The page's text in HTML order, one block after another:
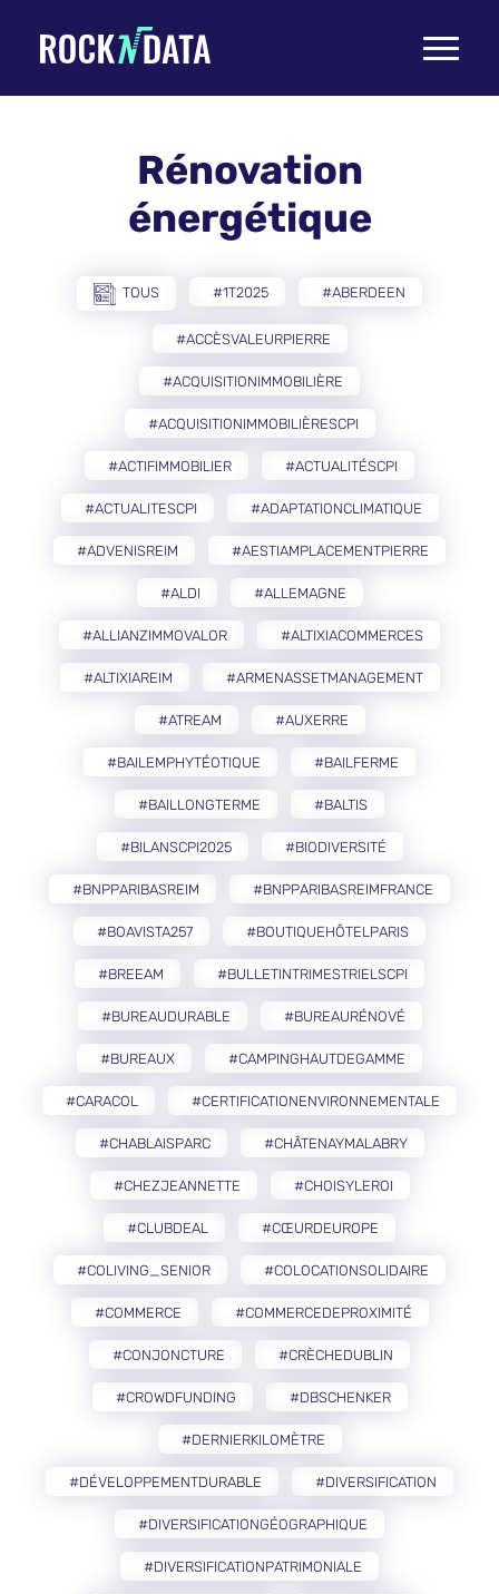
Toggle
Rénovation
énergétique
TOUS #1T2025 #ABERDEEN
#ACCÈSVALEURPIERRE
#ACQUISITIONIMMOBILIÈRE
#ACQUISITIONIMMOBILIÈRESCPI
#ACTIFIMMOBILIER #ACTUALITÉSCPI
#ACTUALITESCPI #ADAPTATIONCLIMATIQUE
#ADVENISREIM #AESTIAMPLACEMENTPIERRE
#ALDI #ALLEMAGNE
#ALLIANZIMMOVALOR #ALTIXIACOMMERCES
#ALTIXIAREIM #ARMENASSETMANAGEMENT
#ATREAM #AUXERRE
#BAILEMPHYTÉOTIQUE #BAILFERME
#BAILLONGTERME #BALTIS
#BILANSCPI2025 #BIODIVERSITÉ
#BNPPARIBASREIM #BNPPARIBASREIMFRANCE
#BOAVISTA257 #BOUTIQUEHÔTELPARIS
#BREEAM #BULLETINTRIMESTRIELSCPI
#BUREAUDURABLE #BUREAURÉNOVÉ
#BUREAUX #CAMPINGHAUTDEGAMME
#CARACOL #CERTIFICATIONENVIRONNEMENTALE
#CHABLAISPARC #CHÂTENAYMALABRY
#CHEZJEANNETTE #CHOISYLEROI
#CLUBDEAL #CŒURDEUROPE
#COLIVING_SENIOR #COLOCATIONSOLIDAIRE
#COMMERCE #COMMERCEDEPROXIMITÉ
#CONJONCTURE #CRÈCHEDUBLIN
#CROWDFUNDING #DBSCHENKER
#DERNIERKILOMÈTRE
#DÉVELOPPEMENTDURABLE #DIVERSIFICATION
#DIVERSIFICATIONGÉOGRAPHIQUE
#DIVERSIFICATIONPATRIMONIALE